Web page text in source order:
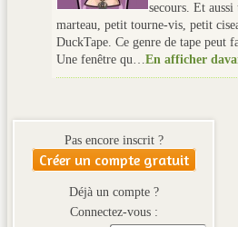
secours. Et
marteau, petit tourne-vis, petit
DuckTape. Ce genre de tape peut
Une fenêtre qu…En afficher
Pas encore inscrit ?
Créer un compte gratuit
Déjà un compte ?
Connectez-vous :